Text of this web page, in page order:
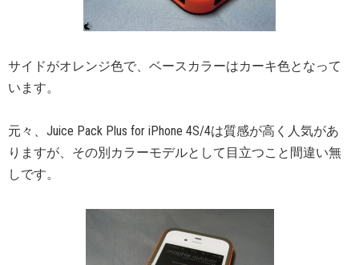
サイドがオレンジ色で、ベースカラーはカーキ色となって
います。
元々、Juice Pack Plus for iPhone 4S/4は質感が高く人気があ
りますが、その別カラーモデルとして目立つこと間違い無
しです。